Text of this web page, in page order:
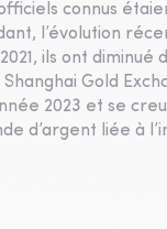
connus
l’évolution
ils ont diminué
Gold
2023 et se
d’argent liée à